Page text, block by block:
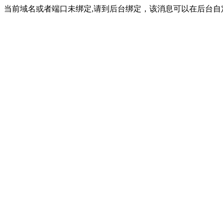
当前域名或者端口未绑定,请到后台绑定，该消息可以在后台自